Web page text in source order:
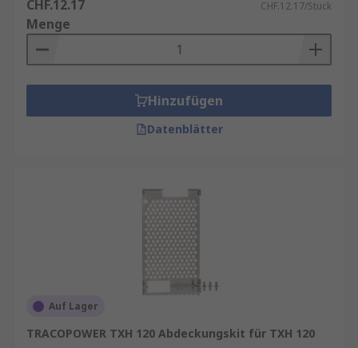
CHF.12.17 CHF.12.17/Stück
Menge
Hinzufügen
Datenblätter
Auf Lager
TRACOPOWER TXH 120 Abdeckungskit für TXH 120